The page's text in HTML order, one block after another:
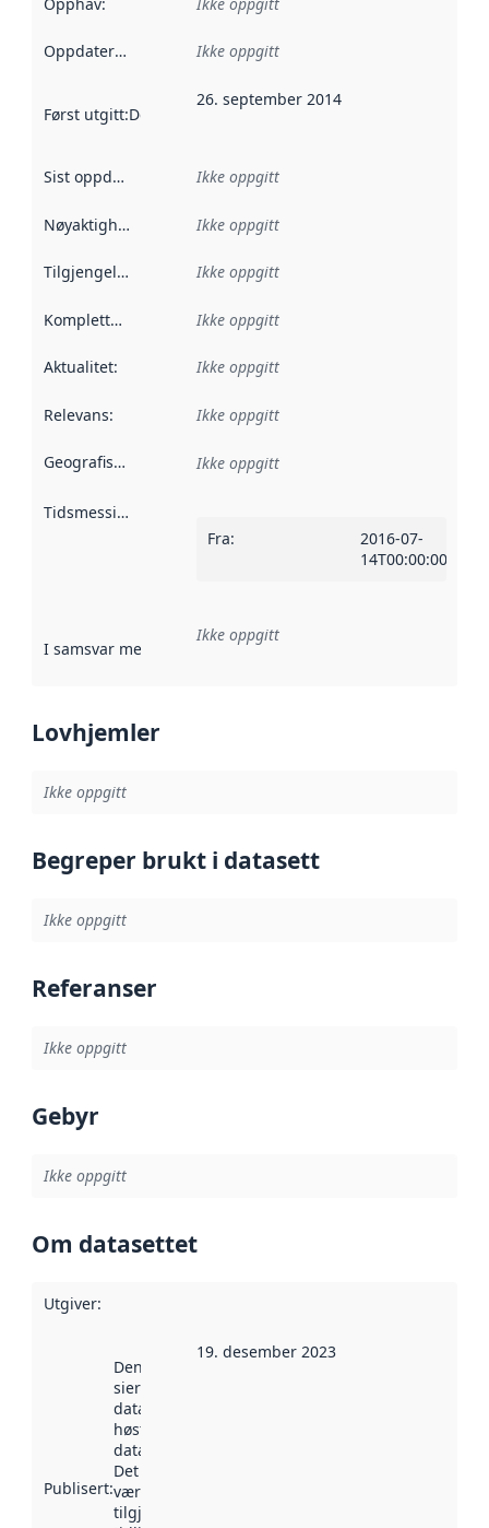
Oppdateringsfrekvens :
Ikke oppgitt
Først utgitt:Denne datoen sier når dataene i dette
26. september 2014
Sist oppdatert Ikke oppgitt
Nøyaktighet Ikke oppgitt
Tilgjengelighet Ikke oppgitt
Kompletthet Ikke oppgitt
Aktualitet: Ikke oppgitt
Relevans: Ikke oppgitt
Geografisk avgrensning :
Ikke oppgitt
Tidsmessig avgrensning
Fra:
2016-07-
14T00:00:00Z
I samsvar med Referanse til en implementasjonsregel
Ikke oppgitt
Lovhjemler
Ikke oppgitt
Begreper brukt i datasett
Ikke oppgitt
Referanser
Ikke oppgitt
Gebyr
Ikke oppgitt
Om datasettet
Utgiver:
Publisert:
Denne datoen
sier når
datasettet ble
høstet av
data.norge.no.
Det kan ha
vært
tilgjengelig
19. desember 2023